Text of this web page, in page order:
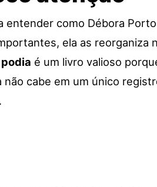
como Débora
ela as reorganiza
é um livro valioso
cabe em um único